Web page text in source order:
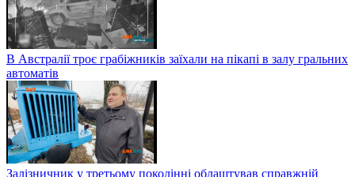
В Австралії троє грабіжників заїхали на пікапі в залу гральних
автоматів
Залізничник у третьому поколінні облаштував справжній